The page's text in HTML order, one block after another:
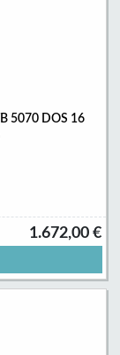
5070 DOS 16
1.672,00 €